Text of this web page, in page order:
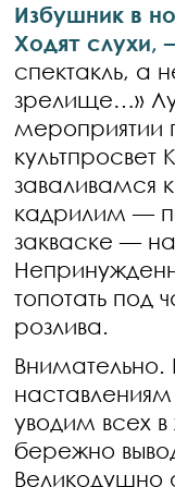
Избушник в
Ходят
спектакль, а
зрелище…»
мероприятии
культпросвет
заваливамся
кадрилим —
закваске —
топотать под
розлива.
Внимательно.
уводим всех
бережно
Великодушно